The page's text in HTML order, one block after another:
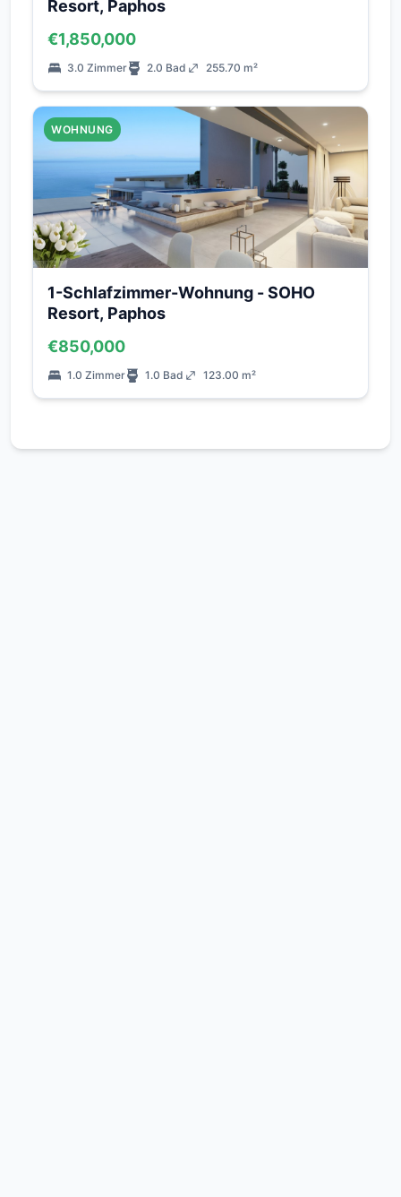
Resort, Paphos
€1,850,000
3.0 Zimmer 2.0 Bad 255.70 m²
WOHNUNG
1-Schlafzimmer-Wohnung - SOHO
Resort, Paphos
€850,000
1.0 Zimmer 1.0 Bad 123.00 m²